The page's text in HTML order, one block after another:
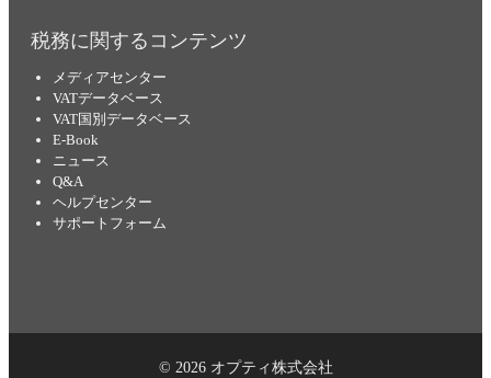
税務に関するコンテンツ
メディアセンター
VATデータベース
VAT国別データベース
E-Book
ニュース
Q&A
ヘルプセンター
サポートフォーム
© 2026 オプティ株式会社